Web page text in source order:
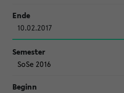
10.02.2017
SoSe 2016